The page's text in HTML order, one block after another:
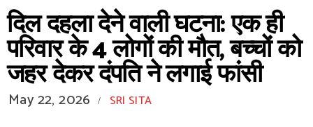
दिल दहला देने वाली घटना: एक ही
परिवार के 4 लोगों की मौत, बच्चों को
जहर देकर दंपति ने लगाई फांसी
May 22, 2026 / SRI SITA